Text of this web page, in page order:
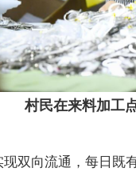
村民在来料加工
向流通，每日既有